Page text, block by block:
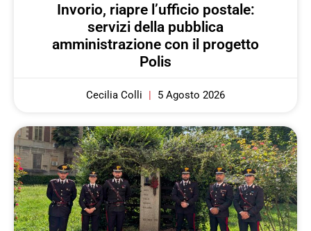
Invorio, riapre l’ufficio postale:
servizi della pubblica
amministrazione con il progetto
Polis
Cecilia Colli 5 Agosto 2026